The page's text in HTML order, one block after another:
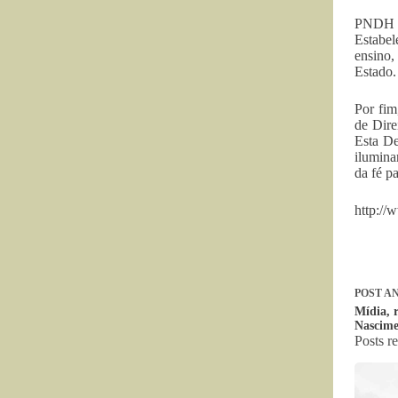
PNDH
Estado.
Por
de
Esta
da fé
http://
POST
Mídia,
Posts